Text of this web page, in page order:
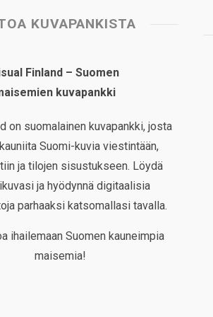
KUVAPANKISTA
Finland – Suomen
kuvapankki
on suomalainen kuvapankki, josta
Suomi-kuvia viestintään,
ja tilojen sisustukseen. Löydä
ja hyödynnä digitaalisia
parhaaksi katsomallasi tavalla.
ihailemaan Suomen kauneimpia
maisemia!